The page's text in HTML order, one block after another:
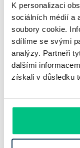
K personalizaci
sociálních médií a
soubory cookie.
sdílíme se svými
analýzy. Partneři
dalšími
získali v důsledku
UniCredit
hypotéky,
prodloužila
Český hypoteční
sazby zůstávají pod
plošně o 0,1…
4 minuty k přečtení